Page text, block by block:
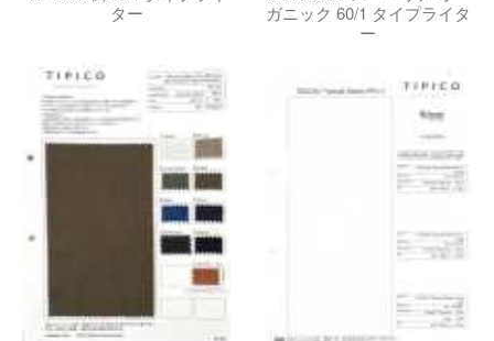
ター
ガニック 60/1 タイプライタ
ー